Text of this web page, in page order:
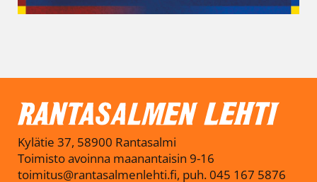
Kylätie 37, 58900 Rantasalmi
Toimisto avoinna maanantaisin 9-16
toimitus@rantasalmenlehti.fi, puh. 045 167 5876